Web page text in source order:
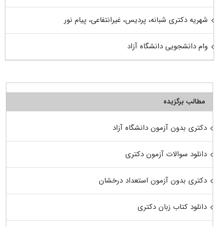
شهریه دکتری شبانه، پردیس، غیرانتفاعی، پیام نور
وام دانشجویی دانشگاه آزاد
مطالب برگزیده
دکتری بدون آزمون دانشگاه آزاد
دانلود سوالات آزمون دکتری
دکتری بدون آزمون استعداد درخشان
دانلود کتاب زبان دکتری